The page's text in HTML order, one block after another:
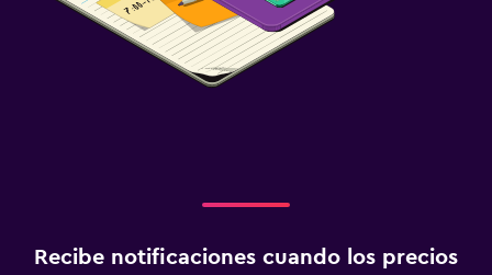
Recibe notificaciones cuando los precios